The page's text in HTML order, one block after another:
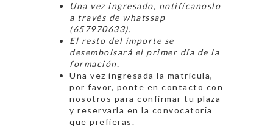
Una vez ingresado, notifícanoslo
a través de whatssap
(657970633).
El resto del importe se
desembolsará el primer día de la
formación.
Una vez ingresada la matrícula,
por favor, ponte en contacto con
nosotros para confirmar tu plaza
y reservarla en la convocatoria
que prefieras.